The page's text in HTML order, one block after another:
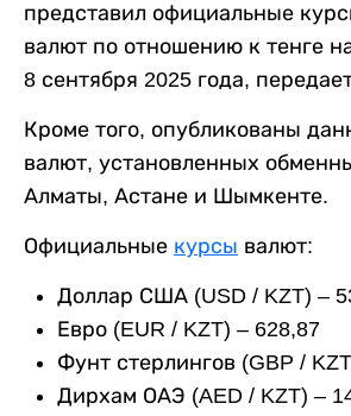
представил официальные
валют по отношению к тенге
8 сентября 2025 года,
Кроме того, опубликованы
валют, установленных
Алматы, Астане и Шымкенте.
Официальные курсы валют:
Доллар США (USD / KZT) –
Евро (EUR / KZT) – 628,87
Фунт стерлингов (GBP /
Дирхам ОАЭ (AED / KZT) –